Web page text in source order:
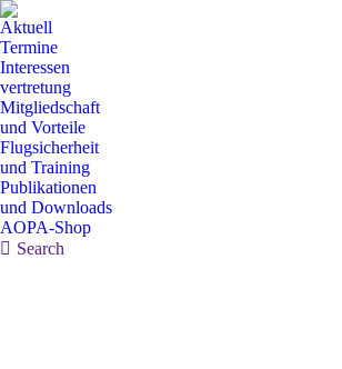
Aktuell
Termine
Interessen
vertretung
Mitgliedschaft
und Vorteile
Flugsicherheit
und Training
Publikationen
und Downloads
AOPA-Shop
Search:
Search